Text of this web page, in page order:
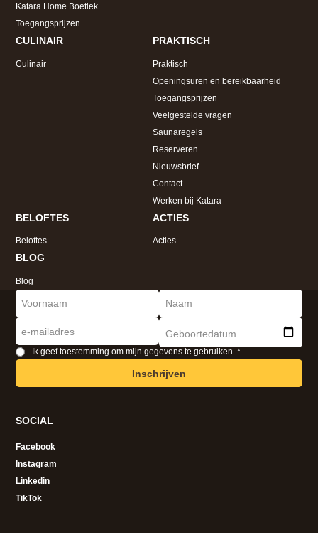
Katara Home Boetiek
Toegangsprijzen
CULINAIR
Culinair
PRAKTISCH
Praktisch
Openingsuren en bereikbaarheid
Toegangsprijzen
Veelgestelde vragen
Saunaregels
Reserveren
Nieuwsbrief
Contact
Werken bij Katara
BELOFTES
Beloftes
ACTIES
Acties
BLOG
Blog
Ik geef toestemming om mijn gegevens te gebruiken. *
SOCIAL
Facebook
Instagram
Linkedin
TikTok